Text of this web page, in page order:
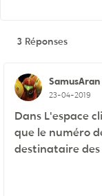
3 Réponses
SamusAran
23-04-2019
Dans L'espace
que le numéro
destinataire des